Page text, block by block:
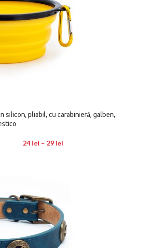
silicon, pliabil, cu carabinieră, galben,
24 lei – 29 lei